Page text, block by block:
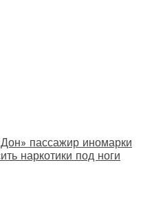
пассажир иномарки
наркотики под ноги